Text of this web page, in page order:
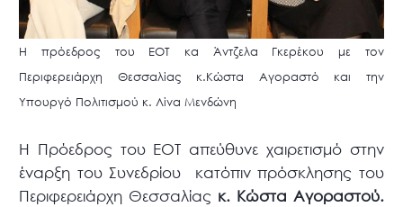
Η πρόεδρος του ΕΟΤ κα Άντζελα Γκερέκου με τον
Περιφερειάρχη Θεσσαλίας κ.Κώστα Αγοραστό και την
Υπουργό Πολιτισμού κ. Λίνα Μενδώνη
Η Πρόεδρος του ΕΟΤ απεύθυνε χαιρετισμό στην
έναρξη του Συνεδρίου κατόπιν πρόσκλησης του
Περιφερειάρχη Θεσσαλίας κ. Κώστα Αγοραστού.